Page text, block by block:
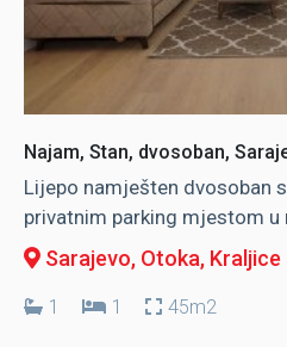
Najam, Stan, dvosoban,
Lijepo namješten dvosoban
privatnim parking mjestom u
Sarajevo, Otoka, Kraljice
1 1 45m2